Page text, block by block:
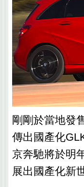
剛剛於當地發
傳出國產化
京奔馳將於明
展出國產化新